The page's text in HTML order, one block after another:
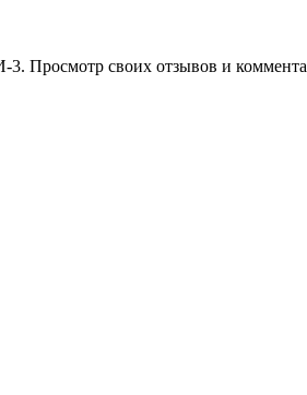
Просмотр своих отзывов и